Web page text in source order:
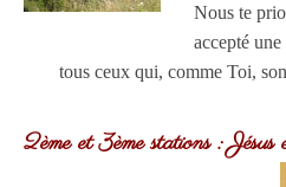
Nous te
accepté
tous ceux qui, comme Toi,
2ème et 3ème stations : Jésus